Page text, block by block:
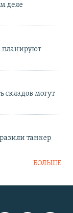
деле
планируют
складов могут
танкер
БОЛЬШЕ